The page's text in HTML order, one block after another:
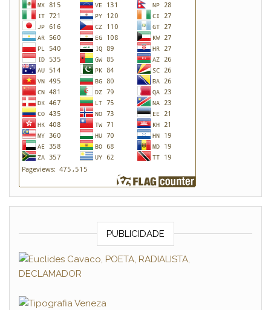
PUBLICIDADE